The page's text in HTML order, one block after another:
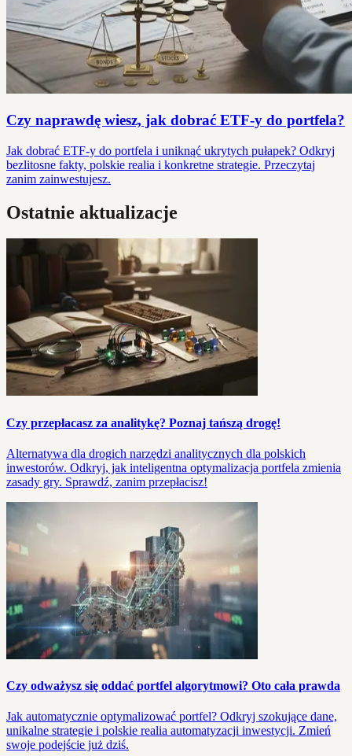
Czy naprawdę wiesz, jak dobrać ETF-y do portfela?
Jak dobrać ETF-y do portfela i uniknąć ukrytych pułapek? Odkryj
bezlitosne fakty, polskie realia i konkretne strategie. Przeczytaj
zanim zainwestujesz.
Ostatnie aktualizacje
Czy przepłacasz za analitykę? Poznaj tańszą drogę!
Alternatywa dla drogich narzędzi analitycznych dla polskich
inwestorów. Odkryj, jak inteligentna optymalizacja portfela zmienia
zasady gry. Sprawdź, zanim przepłacisz!
Czy odważysz się oddać portfel algorytmowi? Oto cała prawda
Jak automatycznie optymalizować portfel? Odkryj szokujące dane,
unikalne strategie i polskie realia automatyzacji inwestycji. Zmień
swoje podejście już dziś.